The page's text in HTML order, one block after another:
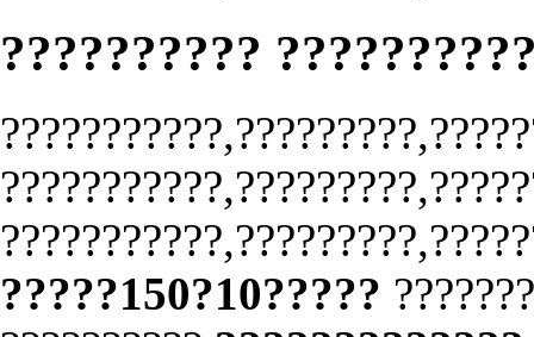
??????????
?????150?10?????